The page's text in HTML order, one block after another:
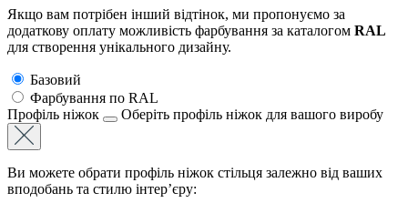
Якщо вам потрібен інший відтінок, ми пропонуємо за
додаткову оплату можливість фарбування за каталогом RAL
для створення унікального дизайну.
Базовий
Фарбування по RAL
Профіль нiжок
Оберіть профіль ніжок для вашого виробу
Ви можете обрати профіль ніжок стільця залежно від ваших
вподобань та стилю інтер’єру: